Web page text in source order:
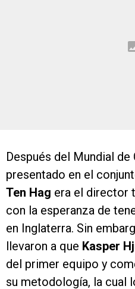
Después del Mundial de
presentado en el
Ten Hag era el director
con la esperanza de
en Inglaterra. Sin
llevaron a que Kasper
del primer equipo y
su metodología, la cual